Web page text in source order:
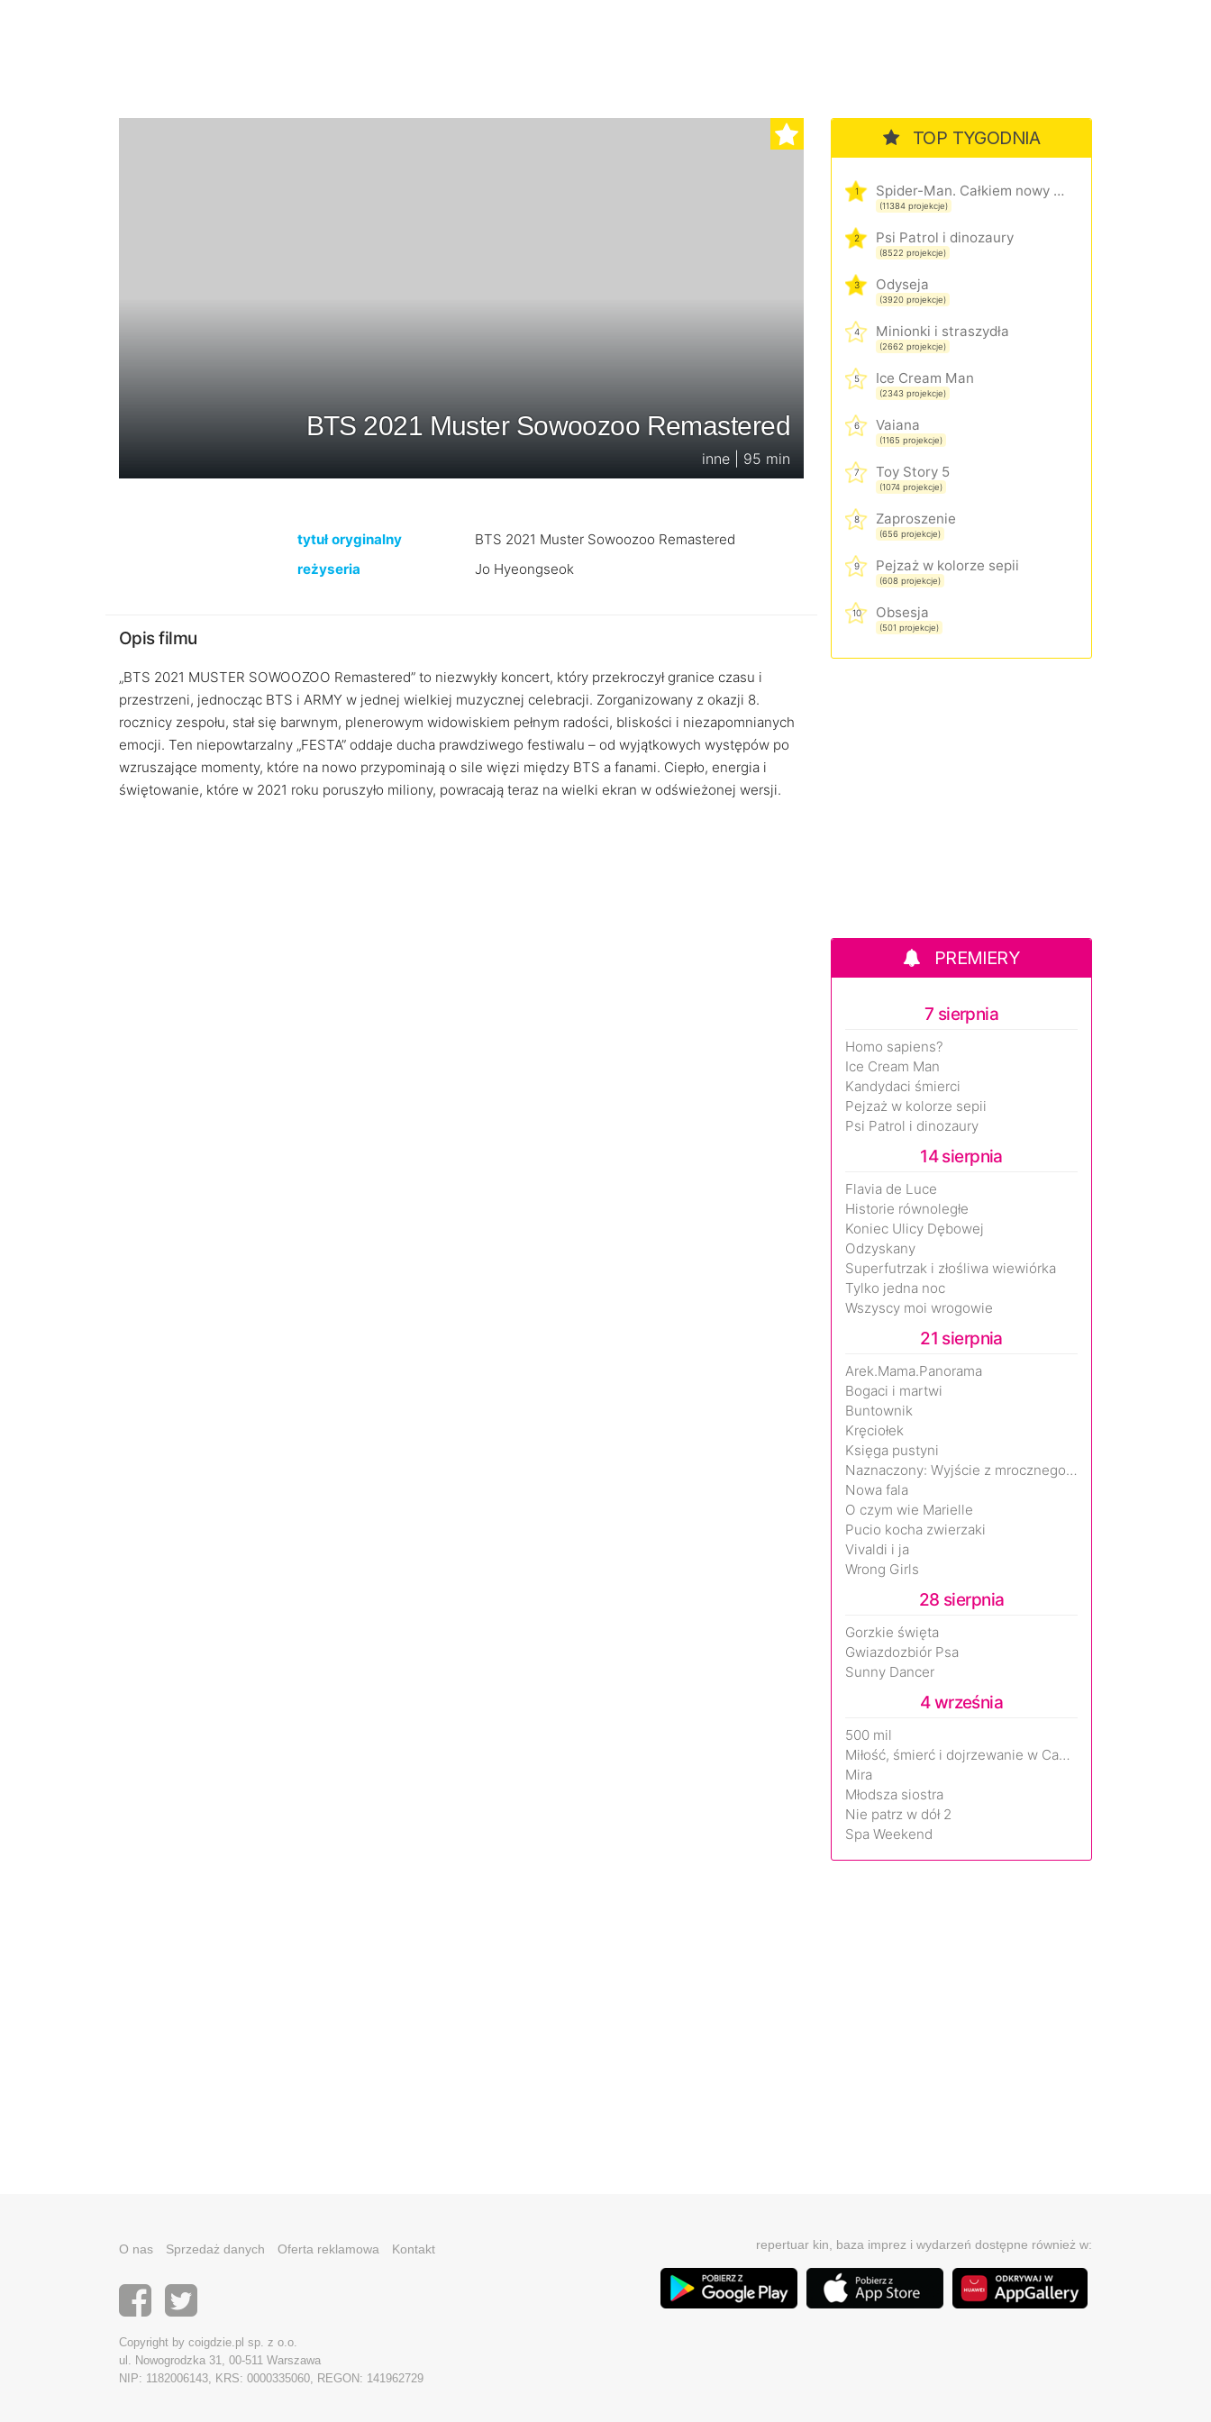
BTS 2021 Muster Sowoozoo Remastered
inne | 95 min
tytuł oryginalny
BTS 2021 Muster Sowoozoo Remastered
reżyseria
Jo Hyeongseok
Opis filmu
„BTS 2021 MUSTER SOWOOZOO Remastered” to niezwykły koncert, który przekroczył granice czasu i
przestrzeni, jednocząc BTS i ARMY w jednej wielkiej muzycznej celebracji. Zorganizowany z okazji 8.
rocznicy zespołu, stał się barwnym, plenerowym widowiskiem pełnym radości, bliskości i niezapomnianych
emocji. Ten niepowtarzalny „FESTA” oddaje ducha prawdziwego festiwalu – od wyjątkowych występów po
wzruszające momenty, które na nowo przypominają o sile więzi między BTS a fanami. Ciepło, energia i
świętowanie, które w 2021 roku poruszyło miliony, powracają teraz na wielki ekran w odświeżonej wersji.
TOP TYGODNIA
1 Spider-Man. Całkiem nowy dzień
(11384 projekcje)
2 Psi Patrol i dinozaury
(8522 projekcje)
3 Odyseja
(3920 projekcje)
4 Minionki i straszydła
(2662 projekcje)
5 Ice Cream Man
(2343 projekcje)
6 Vaiana
(1165 projekcje)
7 Toy Story 5
(1074 projekcje)
8 Zaproszenie
(656 projekcje)
9 Pejzaż w kolorze sepii
(608 projekcje)
10 Obsesja
(501 projekcje)
PREMIERY
7 sierpnia
Homo sapiens?
Ice Cream Man
Kandydaci śmierci
Pejzaż w kolorze sepii
Psi Patrol i dinozaury
14 sierpnia
Flavia de Luce
Historie równoległe
Koniec Ulicy Dębowej
Odzyskany
Superfutrzak i złośliwa wiewiórka
Tylko jedna noc
Wszyscy moi wrogowie
21 sierpnia
Arek.Mama.Panorama
Bogaci i martwi
Buntownik
Kręciołek
Księga pustyni
Naznaczony: Wyjście z mrocznego wymiaru
Nowa fala
O czym wie Marielle
Pucio kocha zwierzaki
Vivaldi i ja
Wrong Girls
28 sierpnia
Gorzkie święta
Gwiazdozbiór Psa
Sunny Dancer
4 września
500 mil
Miłość, śmierć i dojrzewanie w Camp Miasma
Mira
Młodsza siostra
Nie patrz w dół 2
Spa Weekend
O nas Sprzedaż danych Oferta reklamowa Kontakt
Copyright by coigdzie.pl sp. z o.o.
ul. Nowogrodzka 31, 00-511 Warszawa
NIP: 1182006143, KRS: 0000335060, REGON: 141962729
repertuar kin, baza imprez i wydarzeń dostępne również w: